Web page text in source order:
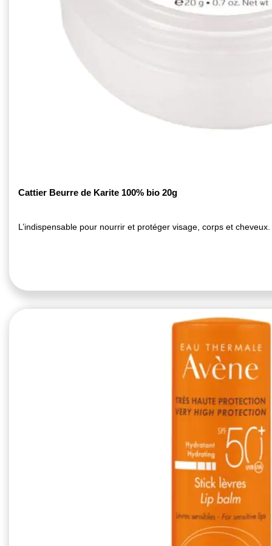
Cattier Beurre de Karite 100% bio 20g
L’indispensable pour nourrir et protéger visage, corps et cheveux.